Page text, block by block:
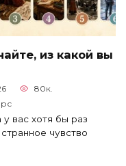
из какой вы
80к.
вас хотя бы раз
чувство